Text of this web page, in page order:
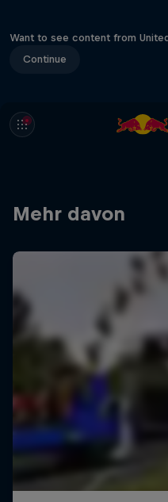
Want to see content from
Continue
Mehr davon